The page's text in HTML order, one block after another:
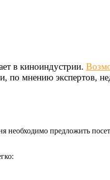
в киноиндустрии.
мнению экспертов,
необходимо предложить